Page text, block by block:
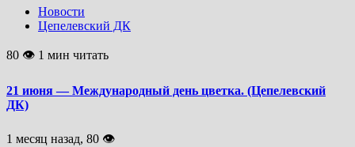
Новости
Цепелевский ДК
80 👁 1 мин читать
21 июня — Международный день цветка. (Цепелевский
ДК)
1 месяц назад, 80 👁